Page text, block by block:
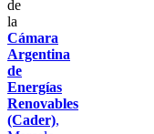
de
la
Cámara
Argentina
de
Energías
Renovables
(Cader),